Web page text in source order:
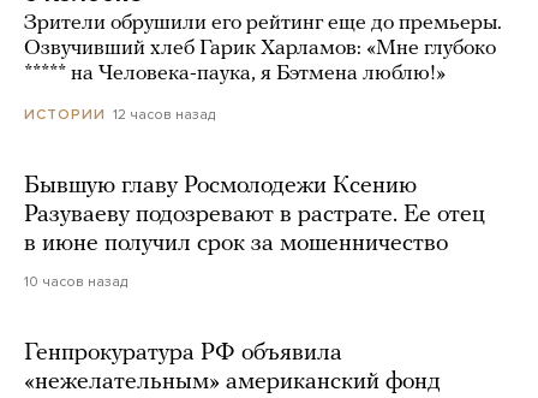
Зрители обрушили его рейтинг еще до премьеры.
Озвучивший хлеб Гарик Харламов: «Мне глубоко
***** на Человека-паука, я Бэтмена люблю!»
ИСТОРИИ 12 часов назад
Бывшую главу Росмолодежи Ксению
Разуваеву подозревают в растрате. Ее отец
в июне получил срок за мошенничество
10 часов назад
Генпрокуратура РФ объявила
«нежелательным» американский фонд